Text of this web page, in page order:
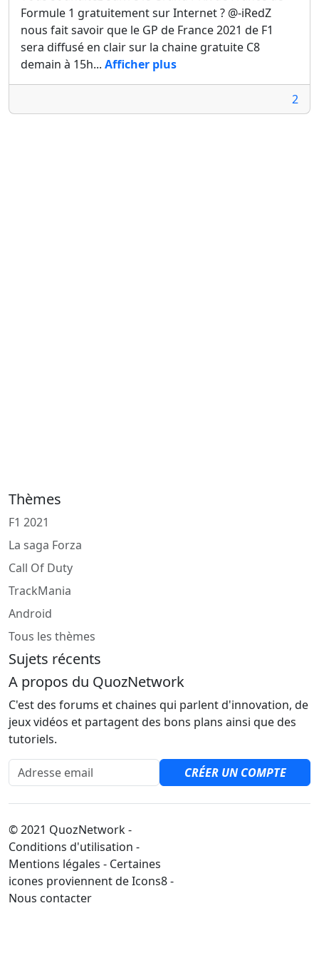
Formule 1 gratuitement sur Internet ? @-iRedZ
nous fait savoir que le GP de France 2021 de F1
sera diffusé en clair sur la chaine gratuite C8
demain à 15h... Afficher plus
2
Thèmes
F1 2021
La saga Forza
Call Of Duty
TrackMania
Android
Tous les thèmes
Sujets récents
A propos du QuozNetwork
C'est des forums et chaines qui parlent d'innovation, de
jeux vidéos et partagent des bons plans ainsi que des
tutoriels.
Adresse email
CRÉER UN COMPTE
© 2021 QuozNetwork -
Conditions d'utilisation -
Mentions légales - Certaines
icones proviennent de Icons8 -
Nous contacter